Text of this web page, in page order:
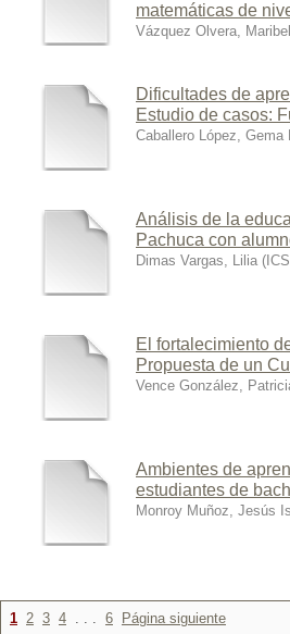
matemáticas de
Vázquez Olvera,
Dificultades de
Estudio de casos:
Caballero López, Gema
Análisis de la
Pachuca con
Dimas Vargas, Lilia (
El fortalecimiento
Propuesta de un
Vence González,
Ambientes de
estudiantes de
Monroy Muñoz, Jesús
1 2 3 4 . . . 6 Página siguiente